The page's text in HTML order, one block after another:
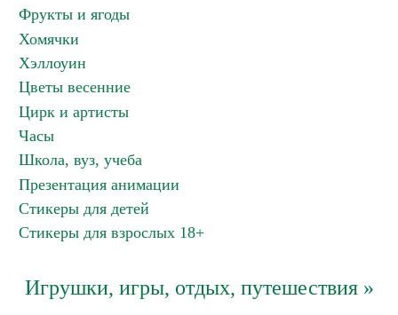
Фрукты и ягоды
Хомячки
Хэллоуин
Цветы весенние
Цирк и артисты
Часы
Школа, вуз, учеба
Презентация анимации
Стикеры для детей
Стикеры для взрослых 18+
Игрушки, игры, отдых, путешествия »